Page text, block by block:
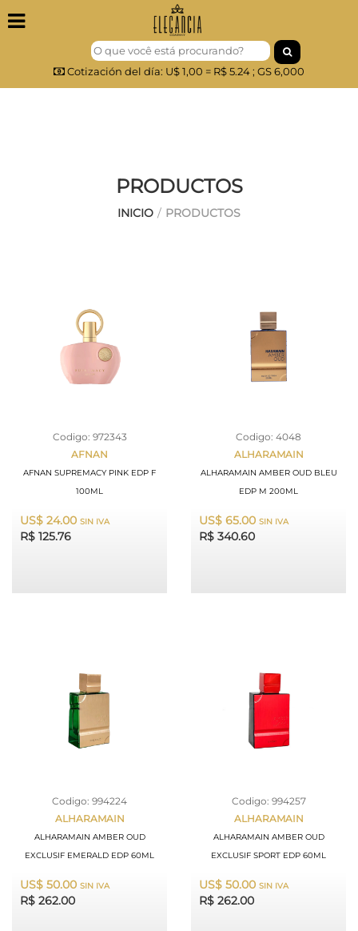
Cotización del día: U$ 1,00 = R$ 5.24 ; GS 6,000
Perfumes
PRODUCTOS
INICIO / PRODUCTOS
Codigo: 972343
AFNAN
AFNAN SUPREMACY PINK EDP F
100ML
US$ 24.00 SIN IVA
R$ 125.76
Codigo: 4048
ALHARAMAIN
ALHARAMAIN AMBER OUD BLEU
EDP M 200ML
US$ 65.00 SIN IVA
R$ 340.60
Codigo: 994224
ALHARAMAIN
ALHARAMAIN AMBER OUD
EXCLUSIF EMERALD EDP 60ML
US$ 50.00 SIN IVA
R$ 262.00
Codigo: 994257
ALHARAMAIN
ALHARAMAIN AMBER OUD
EXCLUSIF SPORT EDP 60ML
US$ 50.00 SIN IVA
R$ 262.00